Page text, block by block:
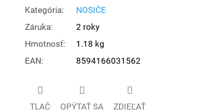
Kategória:
NOSIČE
Záruka:
2 roky
Hmotnosť:
1.18 kg
EAN: 8594166031562
TLAČ OPÝTAŤ SA ZDIEĽAŤ